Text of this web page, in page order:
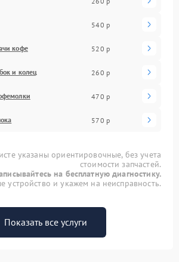
540 р
кофе 520 р
и колец 260 р
470 р
570 р
указаны ориентировочные, без учета
стоимости запчастей.
на бесплатную диагностику.
и укажем на неисправность.
Показать все услуги